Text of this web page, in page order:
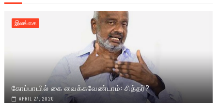
இலங்கை
கோப்பாயில் கை வைக்கவேண்டாம்: சித்தர்?
APRIL 27, 2020